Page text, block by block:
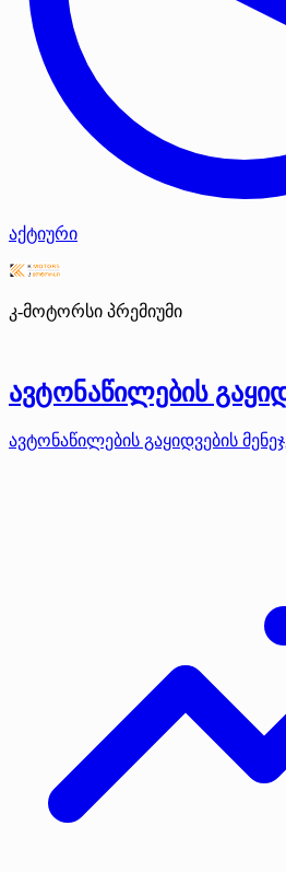
აქტიური
კ-მოტორსი პრემიუმი
ავტონაწილების
ავტონაწილების გაყიდვების